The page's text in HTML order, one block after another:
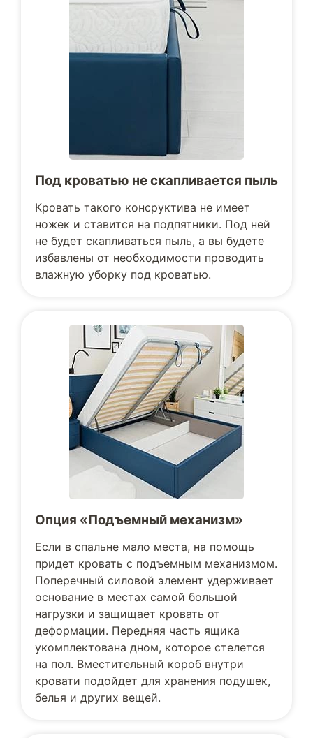
Под кроватью не скапливается пыль
Кровать такого консруктива не имеет
ножек и ставится на подпятники. Под ней
не будет скапливаться пыль, а вы будете
избавлены от необходимости проводить
влажную уборку под кроватью.
Опция «Подъемный механизм»
Если в спальне мало места, на помощь
придет кровать с подъемным механизмом.
Поперечный силовой элемент удерживает
основание в местах самой большой
нагрузки и защищает кровать от
деформации. Передняя часть ящика
укомплектована дном, которое стелется
на пол. Вместительный короб внутри
кровати подойдет для хранения подушек,
белья и других вещей.